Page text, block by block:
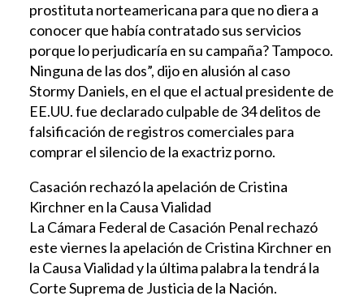
prostituta norteamericana para que no diera a
conocer que había contratado sus servicios
porque lo perjudicaría en su campaña? Tampoco.
Ninguna de las dos”, dijo en alusión al caso
Stormy Daniels, en el que el actual presidente de
EE.UU. fue declarado culpable de 34 delitos de
falsificación de registros comerciales para
comprar el silencio de la exactriz porno.
Casación rechazó la apelación de Cristina
Kirchner en la Causa Vialidad
La Cámara Federal de Casación Penal rechazó
este viernes la apelación de Cristina Kirchner en
la Causa Vialidad y la última palabra la tendrá la
Corte Suprema de Justicia de la Nación.